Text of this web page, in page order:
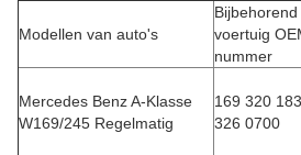
Modellen van auto's
Bijbehorend
voertuig
nummer
Mercedes Benz A-Klasse
W169/245 Regelmatig
169 320
326 0700